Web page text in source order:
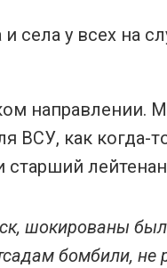
села у всех на
направлении.
ВСУ, как когда-
шокированы
бомбили, не